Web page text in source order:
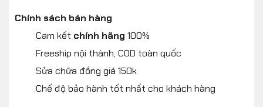
Chính sách bán hàng
Cam kết chính hãng 100%
Freeship nội thành, COD toàn quốc
Sửa chữa đồng giá 150k
Chế độ bảo hành tốt nhất cho khách hàng